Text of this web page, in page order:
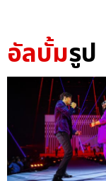
อัลบั้มรูป